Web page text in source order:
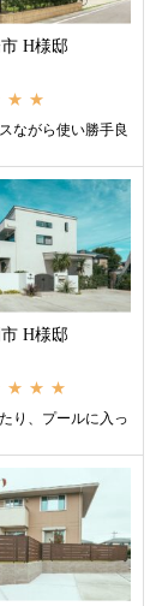
H様邸
ながら使い勝手良
H様邸
り、プールに入っ